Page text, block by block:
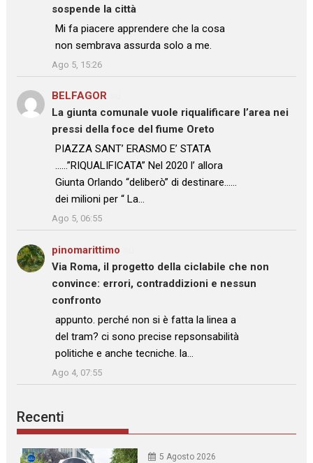
sospende la città
: “
Mi fa piacere apprendere che la cosa
non sembrava assurda solo a me.
”
Ago 5, 15:26
BELFAGOR
La giunta comunale vuole riqualificare l’area nei
pressi della foce del fiume Oreto
: “PIAZZA SANT’ ERASMO E’ STATA
……”RIQUALIFICATA” Nel 2020 l’ allora
Giunta Orlando “deliberò” di destinare……
dei milioni per “ La…
”
Ago 5, 06:55
pinomarittimo
Via Roma, il progetto della ciclabile che non
convince: errori, contraddizioni e nessun
confronto
: “
appunto. perché non si è fatta la linea a
del tram? ci sono precise repsonsabilità
politiche e anche tecniche. la…
”
Ago 4, 07:55
Recenti
5 Agosto 2026